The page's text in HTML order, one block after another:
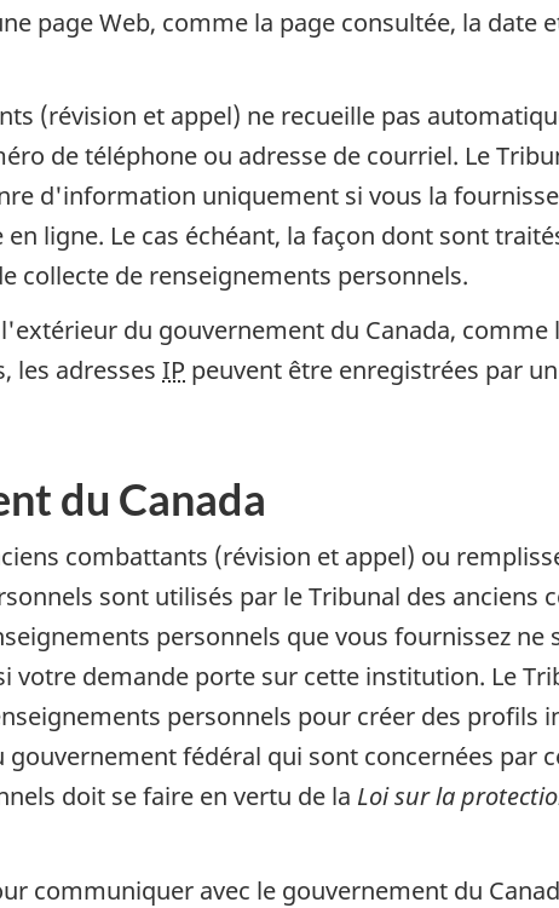
page Web, comme la page consultée, la date
(révision et appel) ne recueille pas
de téléphone ou adresse de courriel. Le
d'information uniquement si vous la
ligne. Le cas échéant, la façon dont sont
collecte de renseignements personnels.
du gouvernement du Canada, comme
les adresses IP peuvent être enregistrées par
du Canada
combattants (révision et appel) ou
sont utilisés par le Tribunal des anciens
personnels que vous fournissez ne
demande porte sur cette institution. Le
personnels pour créer des profils
fédéral qui sont concernées par
doit se faire en vertu de la Loi sur la
communiquer avec le gouvernement du